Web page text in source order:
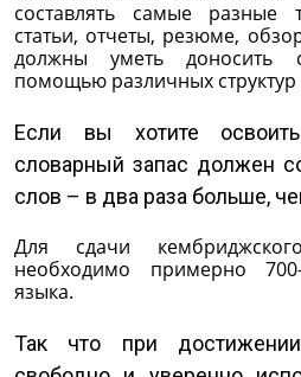
составлять самые разные
статьи, отчеты, резюме,
должны уметь доносить
помощью различных структур
Если вы хотите
словарный запас должен
слов – в два раза больше,
Для сдачи
необходимо примерно
языка.
Так что при